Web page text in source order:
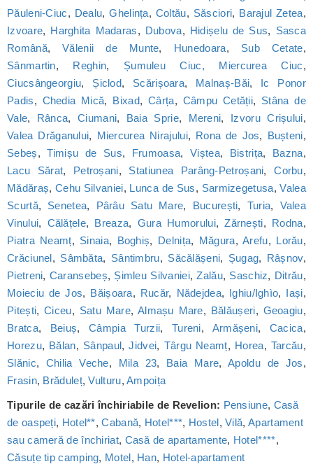
Păuleni-Ciuc, Dealu,Ghelința, Coltău, Săsciori, Barajul Zetea,
Izvoare, Harghita Madaras, Dubova, Hidișelu de Sus, Sasca
Română,Vălenii de Munte, Hunedoara, Sub Cetate,
Sânmartin, Reghin, Șumuleu Ciuc, Miercurea Ciuc,
Ciucsângeorgiu, Șiclod, Scărișoara, Malnaș-Băi, Ic Ponor
Padis, Chedia Mică, Bixad,Cârța, Câmpu Cetății, Stâna de
Vale, Rânca,Ciumani, Baia Sprie, Mereni, Izvoru Crișului,
Valea Drăganului, Miercurea Nirajului, Rona de Jos, Bușteni,
Sebeș,Timișu de Sus, Frumoasa,Viștea, Bistrița, Bazna,
Lacu Sărat, Petroșani, Statiunea Parâng-Petroșani,Corbu,
Mădăraș,Cehu Silvaniei, Lunca de Sus, Sarmizegetusa,Valea
Scurtă, Senetea, Pârâu Satu Mare, București, Turia, Valea
Vinului, Călățele, Breaza, Gura Humorului,Zărnești, Rodna,
Piatra Neamț, Sinaia, Boghiș, Delnița, Măgura,Arefu, Lorău,
Crăciunel, Sâmbăta, Sântimbru, Săcălășeni, Șugag, Râșnov,
Pietreni, Caransebeș, Șimleu Silvaniei,Zalău, Saschiz, Ditrău,
Moieciu de Jos, Băișoara, Rucăr, Nădejdea, Ighiu/Ighìo, Iași,
Pitești,Ciceu, Satu Mare, Almașu Mare, Bălăușeri, Geoagiu,
Bratca, Beiuș, Câmpia Turzii, Tureni, Armășeni, Cacica,
Horezu, Bălan, Sânpaul,Jidvei, Târgu Neamț, Horea, Tarcău,
Slănic, Chilia Veche, Mila 23, Baia Mare,Apoldu de Jos,
Frasin, Brăduleț,Vulturu,Ampoița
Tipurile de cazări închiriabile de Revelion: Pensiune, Casă
de oaspeți, Hotel**,Cabană, Hotel***, Hostel,Vilă, Apartament
sau cameră de închiriat, Casă de apartamente, Hotel****,
Căsuțe tip camping, Motel, Han, Hotel-apartament